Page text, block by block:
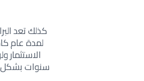
كذلك تعد
لمدة عام
سنوات بشكل